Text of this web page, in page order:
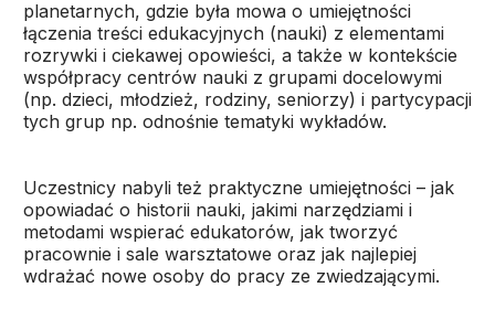
planetarnych, gdzie była mowa o umiejętności
łączenia treści edukacyjnych (nauki) z elementami
rozrywki i ciekawej opowieści, a także w kontekście
współpracy centrów nauki z grupami docelowymi
(np. dzieci, młodzież, rodziny, seniorzy) i partycypacji
tych grup np. odnośnie tematyki wykładów.
Uczestnicy nabyli też praktyczne umiejętności – jak
opowiadać o historii nauki, jakimi narzędziami i
metodami wspierać edukatorów, jak tworzyć
pracownie i sale warsztatowe oraz jak najlepiej
wdrażać nowe osoby do pracy ze zwiedzającymi.